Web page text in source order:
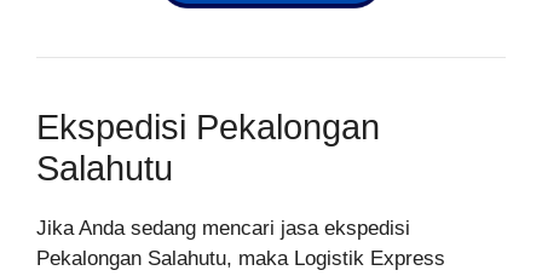
Ekspedisi Pekalongan
Salahutu
Jika Anda sedang mencari jasa ekspedisi
Pekalongan Salahutu, maka Logistik Express